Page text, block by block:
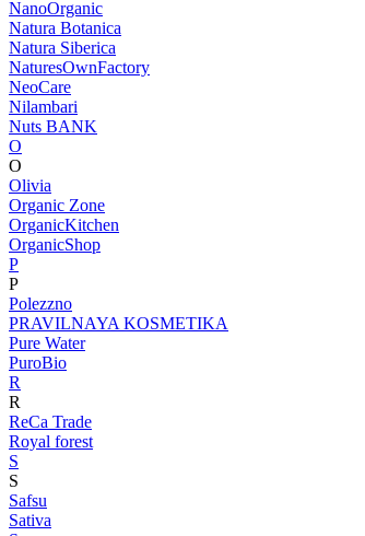
NanoOrganic
Natura Botanica
Natura Siberica
NaturesOwnFactory
NeoCare
Nilambari
Nuts BANK
O
O
Olivia
Organic Zone
OrganicKitchen
OrganicShop
P
P
Polezzno
PRAVILNAYA KOSMETIKA
Pure Water
PuroBio
R
R
ReCa Trade
Royal forest
S
S
Safsu
Sativa